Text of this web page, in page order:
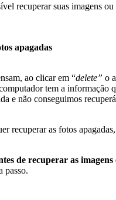
recuperar suas imagens
apagadas
ao clicar em “delete” o
tem a
e não conseguimos
recuperar as fotos
de recuperar as imagens
passo.